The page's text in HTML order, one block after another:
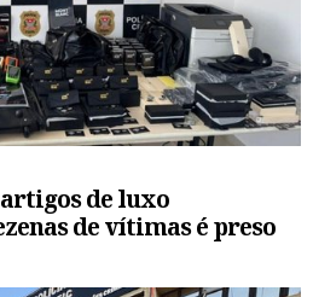
de luxo
de vítimas é preso